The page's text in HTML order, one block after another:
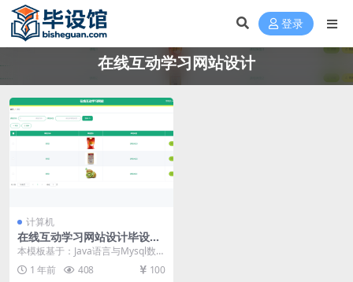
登录
在线互动学习网站设计
计算机
在线互动学习网站设计毕设模
板 毕业设计模板及毕业论文与
本模板基于：Java语言与Mysql数据
库开发 系统实现 系统实现部分就是
将系统...
1 年前 408 100